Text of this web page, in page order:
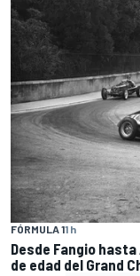
FÓRMULA 11 h
Desde Fangio
de edad del Grand